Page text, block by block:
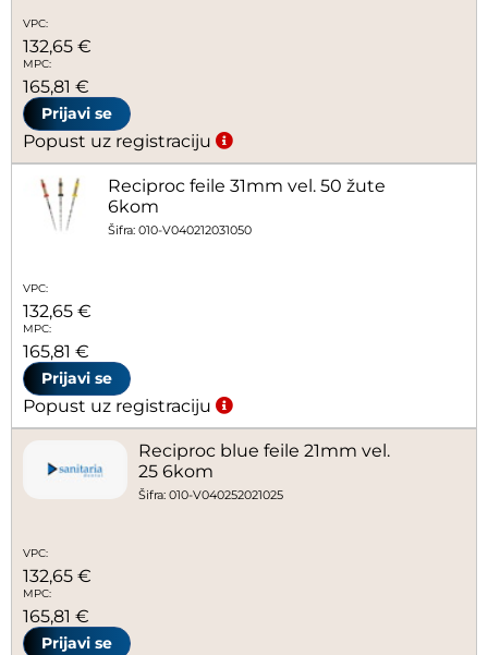
VPC:
132,65 €
MPC:
165,81 €
Prijavi se
Popust uz registraciju
Reciproc feile 31mm vel. 50 žute
6kom
Šifra: 010-V040212031050
VPC:
132,65 €
MPC:
165,81 €
Prijavi se
Popust uz registraciju
Reciproc blue feile 21mm vel.
25 6kom
Šifra: 010-V040252021025
VPC:
132,65 €
MPC:
165,81 €
Prijavi se